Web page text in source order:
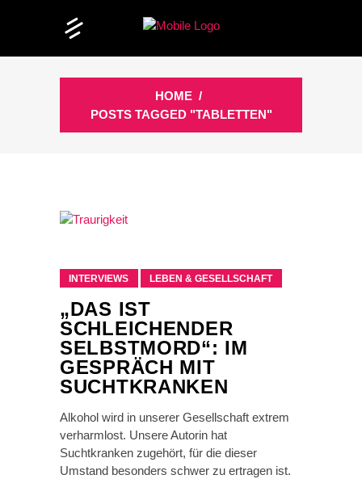
HOME /
POSTS TAGGED "TABLETTEN"
INTERVIEWS LEBEN & GESELLSCHAFT
„DAS IST
SCHLEICHENDER
SELBSTMORD“: IM
GESPRÄCH MIT
SUCHTKRANKEN
Alkohol wird in unserer Gesellschaft extrem
verharmlost. Unsere Autorin hat
Suchtkranken zugehört, für die dieser
Umstand besonders schwer zu ertragen ist.